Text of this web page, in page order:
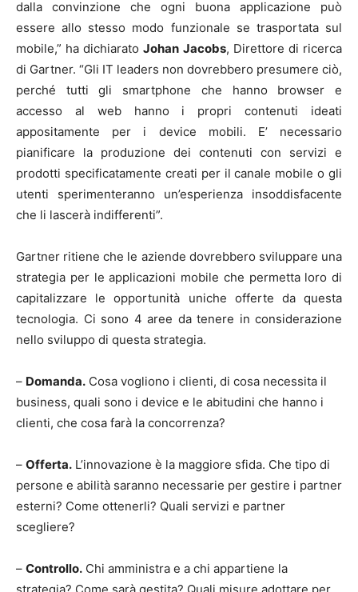
dalla convinzione che ogni buona applicazione può
essere allo stesso modo funzionale se trasportata sul
mobile,” ha dichiaratoJohan Jacobs, Direttore di ricerca
di Gartner. “Gli IT leaders non dovrebbero presumere ciò,
perché tutti gli smartphone che hanno browser e
accesso al web hanno i propri contenuti ideati
appositamente per i device mobili. E’ necessario
pianificare la produzione dei contenuti con servizi e
prodotti specificatamente creati per il canale mobile o gli
utenti sperimenteranno un’esperienza insoddisfacente
che li lascerà indifferenti”.
Gartner ritiene che le aziende dovrebbero sviluppare una
strategia per le applicazioni mobile che permetta loro di
capitalizzare le opportunità uniche offerte da questa
tecnologia. Ci sono 4 aree da tenere in considerazione
nello sviluppo di questa strategia.
– Domanda. Cosa vogliono i clienti, di cosa necessita il
business, quali sono i device e le abitudini che hanno i
clienti, che cosa farà la concorrenza?
– Offerta. L’innovazione è la maggiore sfida. Che tipo di
persone e abilità saranno necessarie per gestire i partner
esterni? Come ottenerli? Quali servizi e partner
scegliere?
– Controllo. Chi amministra e a chi appartiene la